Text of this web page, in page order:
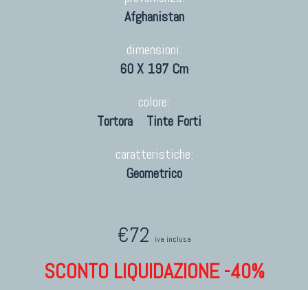
Afghanistan
dimensioni:
60 X 197 Cm
colore:
Tortora
Tinte Forti
caratteristiche:
Geometrico
€72 iva inclusa
SCONTO LIQUIDAZIONE -40%